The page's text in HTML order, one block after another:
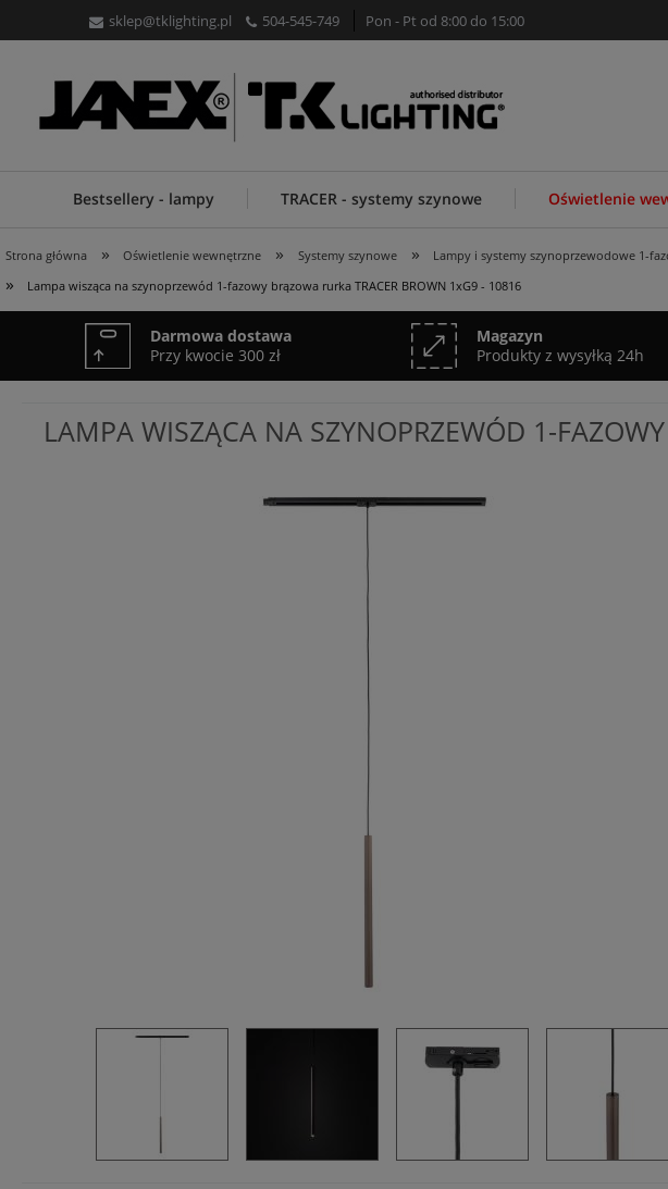
sklep@tklighting.pl 504-545-749 Pon - Pt od 8:00 do 15:00
Bestsellery - lampy TRACER - systemy szynowe Oświetlenie
Strona główna » Oświetlenie wewnętrzne » Systemy szynowe » Lampy i systemy szynoprzewodowe 1-
» Lampa wisząca na szynoprzewód 1-fazowy brązowa rurka TRACER BROWN 1xG9 - 10816
Darmowa dostawa
Przy kwocie 300 zł
Magazyn
Produkty z wysyłką 24h
LAMPA WISZĄCA NA SZYNOPRZEWÓD 1-